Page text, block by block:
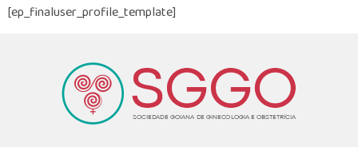
[ep_finaluser_profile_template]